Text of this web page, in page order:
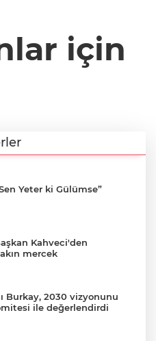
için
Yeter ki Gülümse”
Kahveci'den
mercek
Burkay, 2030 vizyonunu
ile değerlendirdi